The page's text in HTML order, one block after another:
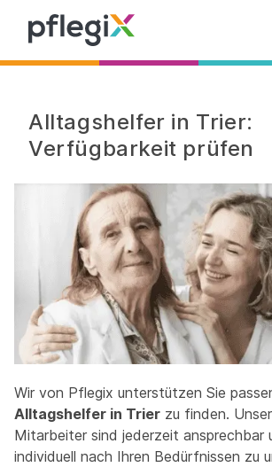
Alltagshelfer in Trier:
Verfügbarkeit prüfen
Wir von Pflegix unterstützen Sie
Alltagshelfer in Trier zu finden.
Mitarbeiter sind jederzeit ansprechbar
individuell nach Ihren Bedürfnissen zu